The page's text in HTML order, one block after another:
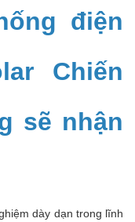
điện
Chiến
sẽ nhận
dày dạn trong lĩnh